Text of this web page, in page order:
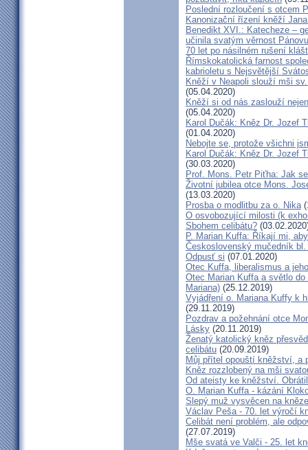
Poslední rozloučení s otcem
Kanonizační řízení kněží
Benedikt XVI.: Katecheze –
učinila svatým věrnost
70 let po násilném rušení
Římskokatolická farnost
kabrioletu s Nejsvětější
Kněží v Neapoli slouží mši
(05.04.2020)
Kněží si od nás zaslouží
(05.04.2020)
Karol Dučák: Kněz Dr. Jozef
(01.04.2020)
Nebojte se, protože všichni
Karol Dučák: Kněz Dr. Jozef
(30.03.2020)
Prof. Mons. Petr Piťha: Jak
Životní jubilea otce Mons.
(13.03.2020)
Prosba o modlitbu za o. Nika
O osvobozující milosti (k
Sbohem celibátu?
P. Marian Kuffa: Říkají mi,
Československý mučedník
Odpusť si (07.01.2020)
Otec Kuffa, liberalismus a
Otec Marian Kuffa a světlo
Mariana) (25.12.2019)
Vyjádření o. Mariana Kuffy k
(29.11.2019)
Pozdrav a požehnání otce
Lásky (20.11.2019)
Ženatý katolický kněz
celibátu (20.09.2019)
Můj přítel opouští kněžství, a
Kněz rozzlobený na mši
Od ateisty ke kněžství.
O. Marian Kuffa - kázání
Slepý muž vysvěcen na kněze
Václav Peša - 70. let výročí
Celibát není problém, ale
(27.07.2019)
Mše svatá ve Valči - 25. let